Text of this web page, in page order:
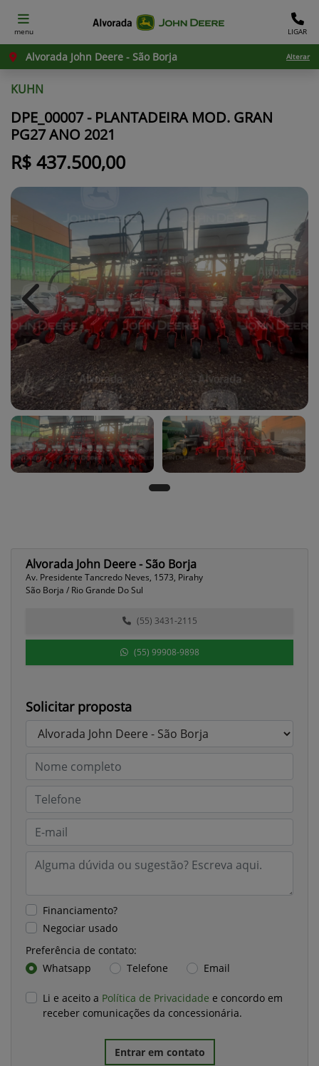
menu LIGAR
Alvorada John Deere - São Borja Alterar
KUHN
DPE_00007 - PLANTADEIRA MOD. GRAN
PG27 ANO 2021
R$ 437.500,00
Previous Next
Alvorada John Deere - São Borja
Av. Presidente Tancredo Neves, 1573, Pirahy
São Borja / Rio Grande Do Sul
(55) 3431-2115
(55) 99908-9898
Solicitar proposta
Financiamento?
Negociar usado
Preferência de contato:
Whatsapp
Telefone Email
Li e aceito a Política de Privacidade e concordo em
receber comunicações da concessionária.
Entrar em contato